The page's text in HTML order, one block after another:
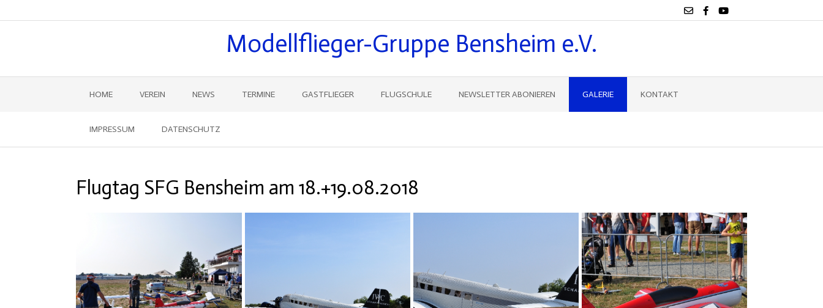
Modellflieger-Gruppe Bensheim e.V.
HOME VEREIN NEWS TERMINE GASTFLIEGER FLUGSCHULE NEWSLETTER ABONIEREN GALERIE KONTAKT
IMPRESSUM DATENSCHUTZ
Flugtag SFG Bensheim am 18.+19.08.2018